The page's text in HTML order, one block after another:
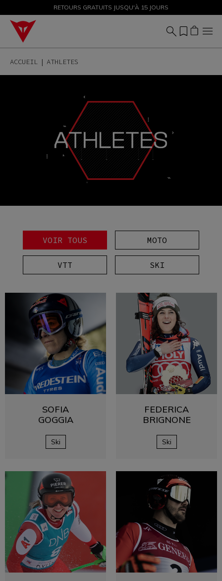
PROMOTIONS JUSQU'À-50 % – ACHETEZ MAINTENANT
RETOURS GRATUITS JUSQU'À 15 JOURS
ACCUEIL ATHLETES
VOIR TOUS MOTO
VTT SKI
SOFIA
GOGGIA
Ski
FEDERICA
BRIGNONE
Ski